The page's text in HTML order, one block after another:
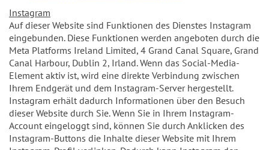
Instagram
Auf dieser Website sind Funktionen des Dienstes Instagram
eingebunden. Diese Funktionen werden angeboten durch die
Meta Platforms Ireland Limited, 4 Grand Canal Square, Grand
Canal Harbour, Dublin 2, Irland. Wenn das Social-Media-
Element aktiv ist, wird eine direkte Verbindung zwischen
Ihrem Endgerät und dem Instagram-Server hergestellt.
Instagram erhält dadurch Informationen über den Besuch
dieser Website durch Sie. Wenn Sie in Ihrem Instagram-
Account eingeloggt sind, können Sie durch Anklicken des
Instagram-Buttons die Inhalte dieser Website mit Ihrem